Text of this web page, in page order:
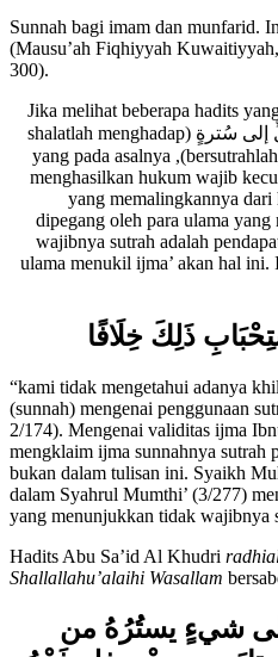
Sunnah bagi imam dan munfarid.
(Mausu’ah Fiqhiyyah
Jika melihat beberapa hadits
digunakan lafadz perintah فلْيُصلِّ إلى سُترةٍ (shalatlah menghadap
sutrah) dan juga lafadz فَلْيَسْتَتِرْ (bersutrahlah), yang pada asalnya
menghasilkan hukum wajib
yang memalingkannya
dipegang oleh para ulama
wajibnya sutrah adalah
ulama menukil ijma’ akan hal
ذَلِكَ خِلَافًا
“kami tidak mengetahui adanya
(sunnah) mengenai penggunaan
2/174). Mengenai validitas ijma
mengklaim ijma sunnahnya sutrah
bukan dalam tulisan ini. Syaikh
dalam Syahrul Mumthi’ (3/277)
Hadits Abu Sa’id Al Khudri
شيءٍ يستُرُهُ من